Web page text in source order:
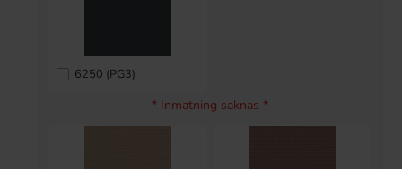
6250 (PG3)
* Inmatning saknas *